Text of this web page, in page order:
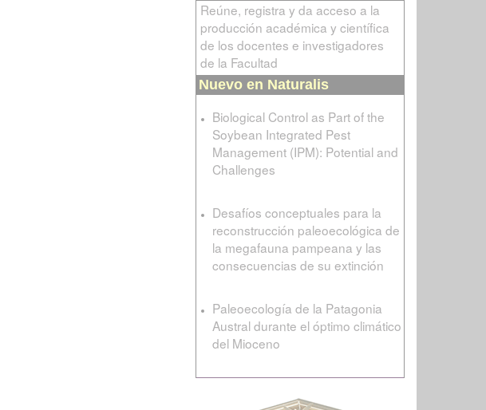
Reúne, registra y da acceso a la
producción académica y científica
de los docentes e investigadores
de la Facultad
Nuevo en Naturalis
Biological Control as Part of the
Soybean Integrated Pest
Management (IPM): Potential and
Challenges
Desafíos conceptuales para la
reconstrucción paleoecológica de
la megafauna pampeana y las
consecuencias de su extinción
Paleoecología de la Patagonia
Austral durante el óptimo climático
del Mioceno